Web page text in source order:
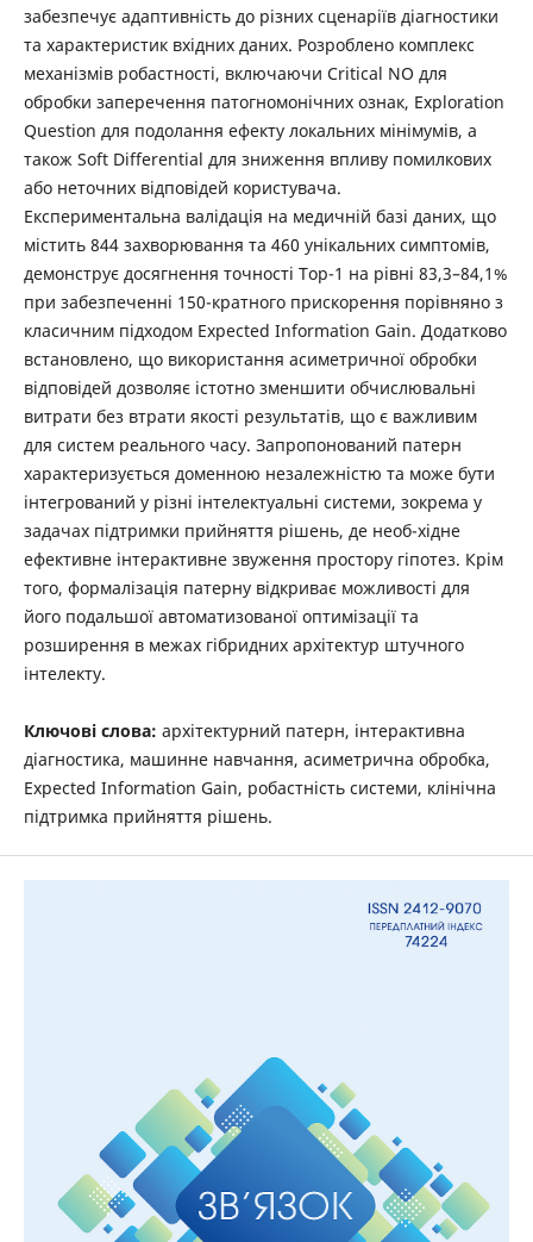
забезпечує адаптивність до різних сценаріїв діагностики
та характеристик вхідних даних. Розроблено комплекс
механізмів робастності, включаючи Critical NO для
обробки заперечення патогномонічних ознак, Exploration
Question для подолання ефекту локальних мінімумів, а
також Soft Differential для зниження впливу помилкових
або неточних відповідей користувача.
Експериментальна валідація на медичній базі даних, що
містить 844 захворювання та 460 унікальних симптомів,
демонструє досягнення точності Top-1 на рівні 83,3–84,1%
при забезпеченні 150-кратного прискорення порівняно з
класичним підходом Expected Information Gain. Додатково
встановлено, що використання асиметричної обробки
відповідей дозволяє істотно зменшити обчислювальні
витрати без втрати якості результатів, що є важливим
для систем реального часу. Запропонований патерн
характеризується доменною незалежністю та може бути
інтегрований у різні інтелектуальні системи, зокрема у
задачах підтримки прийняття рішень, де необ-хідне
ефективне інтерактивне звуження простору гіпотез. Крім
того, формалізація патерну відкриває можливості для
його подальшої автоматизованої оптимізації та
розширення в межах гібридних архітектур штучного
інтелекту.
Ключові слова: архітектурний патерн, інтерактивна
діагностика, машинне навчання, асиметрична обробка,
Expected Information Gain, робастність системи, клінічна
підтримка прийняття рішень.